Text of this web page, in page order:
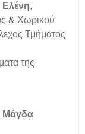
Ελένη,
& Χωρικού
Τμήματος
της
Μάγδα